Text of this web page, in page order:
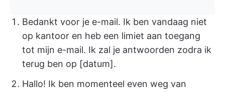
Bedankt voor je e-mail. Ik ben vandaag niet
op kantoor en heb een limiet aan toegang
tot mijn e-mail. Ik zal je antwoorden zodra ik
terug ben op [datum].
Hallo! Ik ben momenteel even weg van